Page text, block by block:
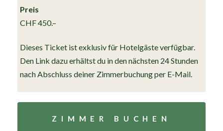
Preis
CHF 450.–
Dieses Ticket ist exklusiv für Hotelgäste verfügbar.
Den Link dazu erhältst du in den nächsten 24 Stunden
nach Abschluss deiner Zimmerbuchung per E-Mail.
ZIMMER BUCHEN